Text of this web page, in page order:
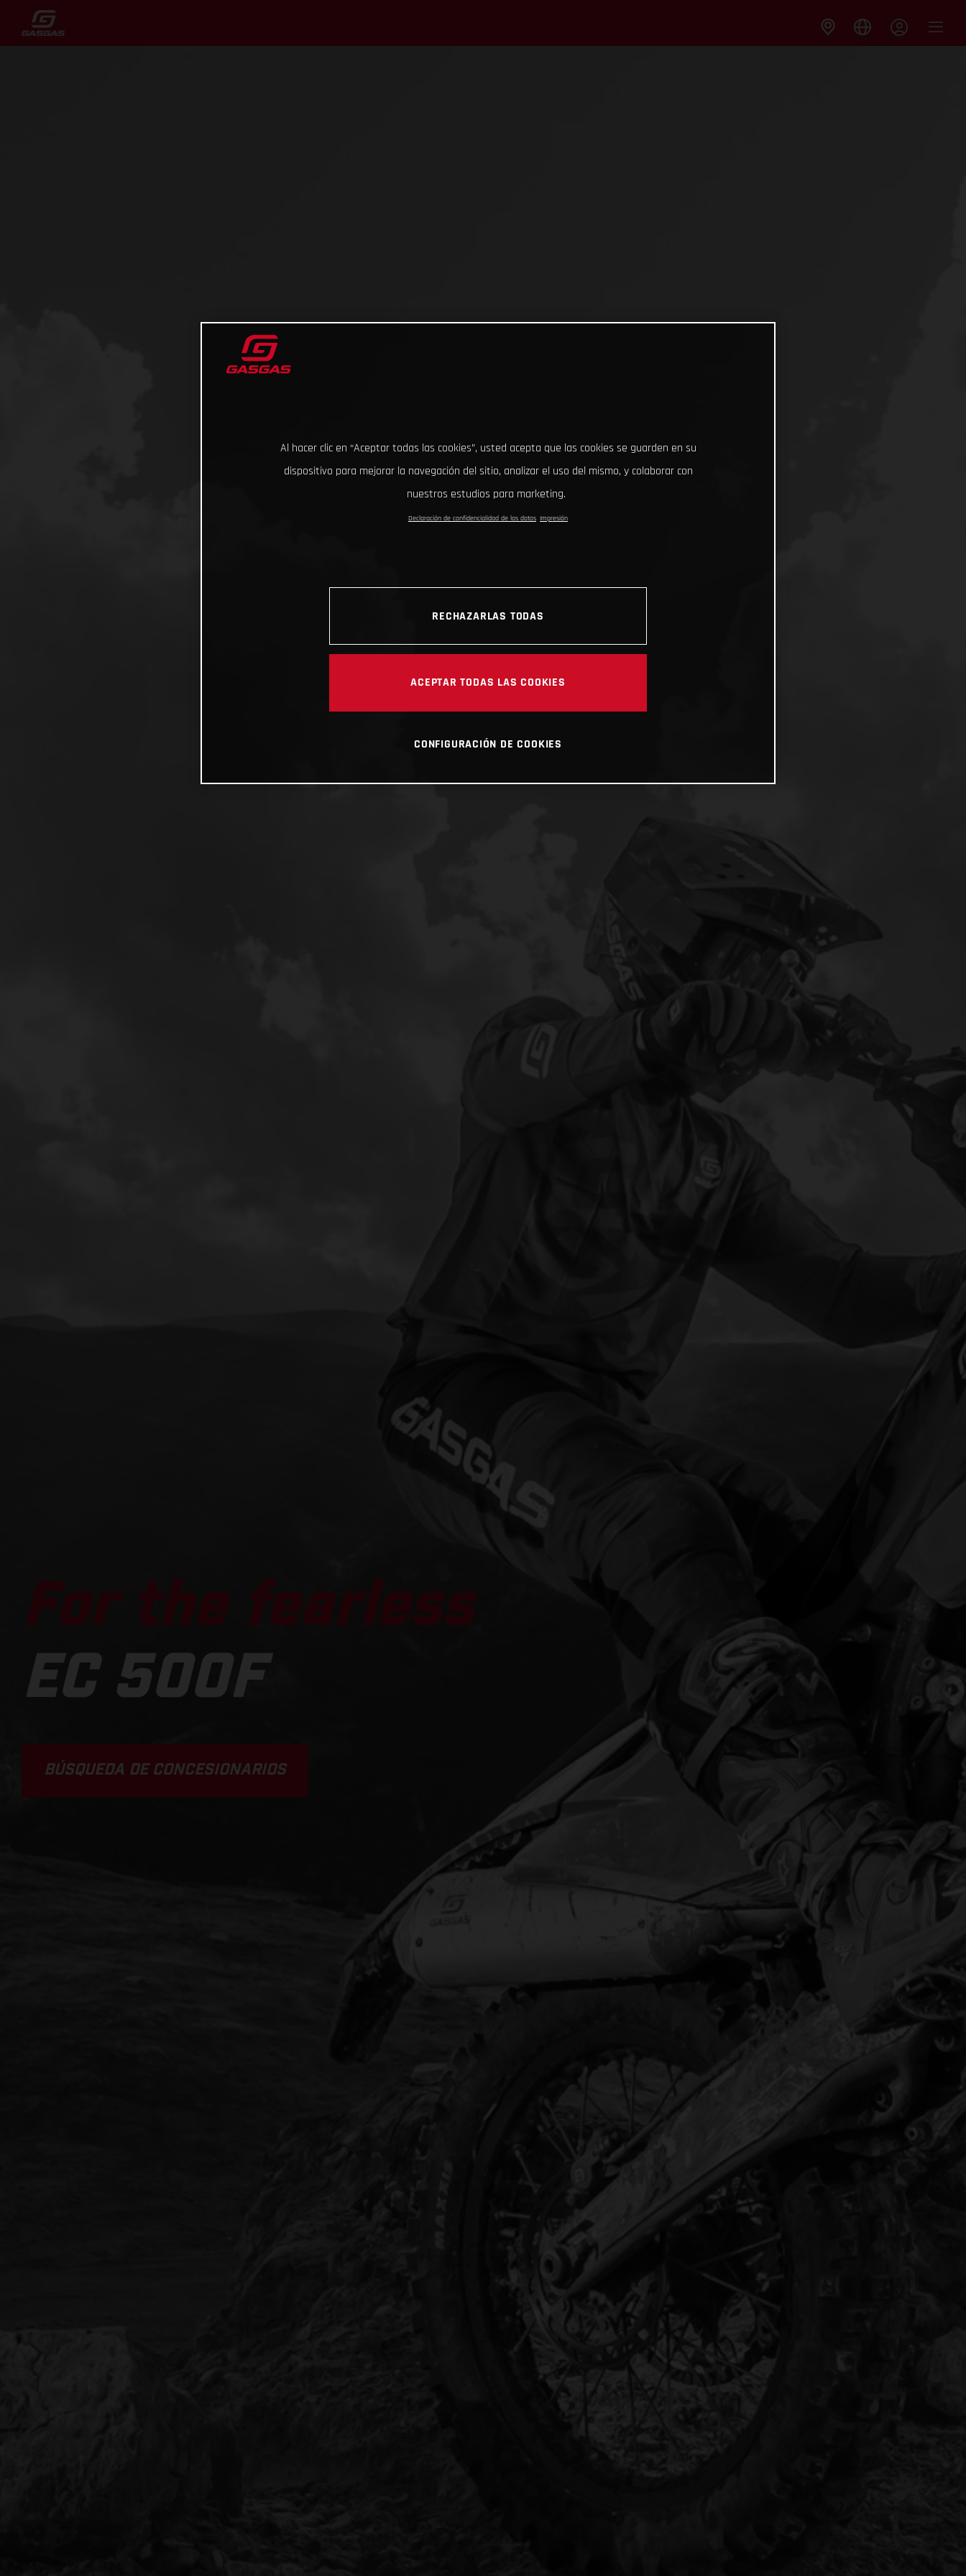
EC 500F
BÚSQUEDA DE CONCESIONARIOS
Al hacer clic en “Aceptar todas las cookies”, usted acepta que las cookies se guarden en su
dispositivo para mejorar la navegación del sitio, analizar el uso del mismo, y colaborar con
nuestros estudios para marketing.
Declaración de confidencialidad de los datos Impresión
RECHAZARLAS TODAS
ACEPTAR TODAS LAS COOKIES
CONFIGURACIÓN DE COOKIES